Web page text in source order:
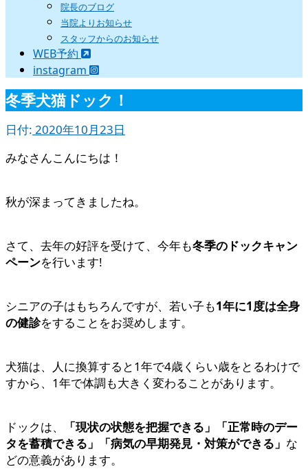
院長のブログ
当院よりお知らせ
スタッフからのお知らせ
WEB予約
instagram
冬季犬猫ドック！
日付: 2020年10月23日
みなさんこんにちは！
秋が深まってきましたね。
さて、去年の好評を受けて、今年も冬季のドックキャン
ペーンを行います!
シニアの子はもちろんですが、若い子も1年に1度は全身
の健診をすることをお奨めします。
犬猫は、人に換算すると1年で4歳くらい歳をとるわけで
すから、1年で体調も大きく変わることがあります。
ドックは、
「現状の状態を把握できる」「正常時のデー
タを蓄積できる」「病気の早期発見・対策ができる」 な
どの意義があります。